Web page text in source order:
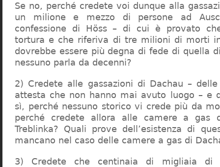
Se no, perché credete voi dunque alla
un milione e mezzo di persone ad
confessione di Höss – di cui è provato
tortura e che riferiva di tre milioni di morti
dovrebbe essere più degna di fede di quella
nessuno parla da decenni?
2) Credete alle gassazioni di Dachau –
attesta che non hanno mai avuto luogo – e
sì, perché nessuno storico vi crede più da
perché credete allora alle camere a gas
Treblinka? Quali prove dell’esistenza di
mancano nel caso delle camere a gas di
3) Credete che centinaia di migliaia di